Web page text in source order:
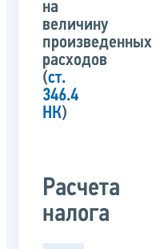
на
величину
произведенных
расходов
(ст.
346.4
НК)
Расчета
налога